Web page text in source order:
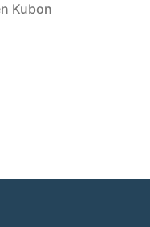
Kubon